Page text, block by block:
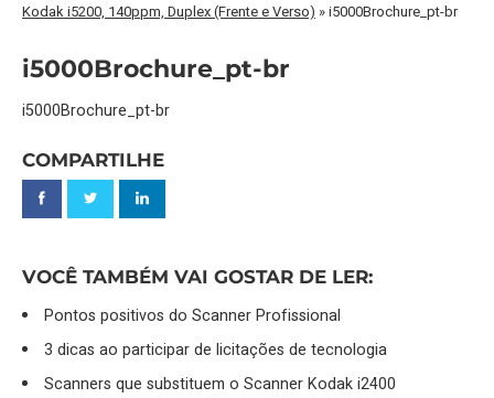
Kodak i5200, 140ppm, Duplex (Frente e Verso) »i5000Brochure_pt-br
i5000Brochure_pt-br
i5000Brochure_pt-br
COMPARTILHE
VOCÊ TAMBÉM VAI GOSTAR DE LER:
Pontos positivos do Scanner Profissional
3 dicas ao participar de licitações de tecnologia
Scanners que substituem o Scanner Kodak i2400